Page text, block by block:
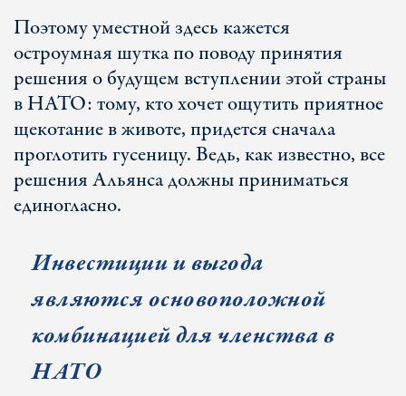
Поэтому уместной здесь кажется
остроумная шутка по поводу принятия
решения о будущем вступлении этой страны
в НАТО: тому, кто хочет ощутить приятное
щекотание в животе, придется сначала
проглотить гусеницу. Ведь, как известно, все
решения Альянса должны приниматься
единогласно.
Инвестиции и выгода
являются основоположной
комбинацией для членства в
НАТО